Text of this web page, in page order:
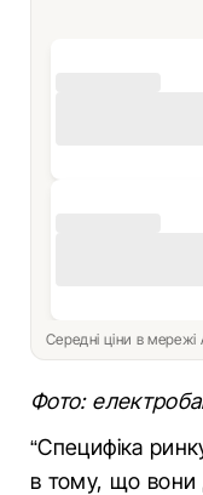
Середні ціни в
Фото:
“Специфіка
в тому, що вони